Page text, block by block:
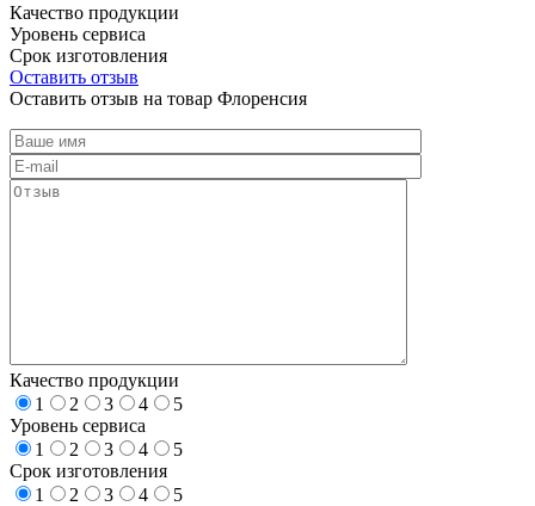
Качество продукции
Уровень сервиса
Срок изготовления
Оставить отзыв
Оставить отзыв на товар Флоренсия
Качество продукции
1
2 3 4
5
Уровень сервиса
1
2 3 4
5
Срок изготовления
1
2 3 4
5